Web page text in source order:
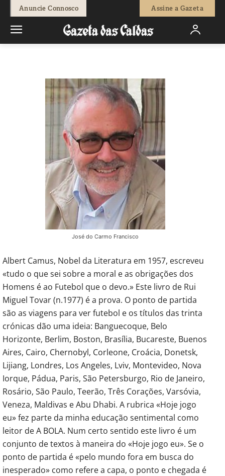
Anuncie Connosco Assine a Gazeta
Redação - 1 de Outubro, 2020 0
José do Carmo Francisco
Albert Camus, Nobel da Literatura em 1957, escreveu
«tudo o que sei sobre a moral e as obrigações dos
Homens é ao Futebol que o devo.» Este livro de Rui
Miguel Tovar (n.1977) é a prova. O ponto de partida
são as viagens para ver futebol e os títulos das trinta
crónicas dão uma ideia: Banguecoque, Belo
Horizonte, Berlim, Boston, Brasília, Bucareste, Buenos
Aires, Cairo, Chernobyl, Corleone, Croácia, Donetsk,
Lijiang, Londres, Los Angeles, Lviv, Montevideo, Nova
Iorque, Pádua, Paris, São Petersburgo, Rio de Janeiro,
Rosário, São Paulo, Teerão, Três Corações, Varsóvia,
Veneza, Maldivas e Abu Dhabi. A rubrica «Hoje jogo
eu» fez parte da minha educação sentimental como
leitor de A BOLA. Num certo sentido este livro é um
conjunto de textos à maneira do «Hoje jogo eu». Se o
ponto de partida é «pelo mundo fora em busca do
inesperado» como refere a capa, o ponto e chegada é